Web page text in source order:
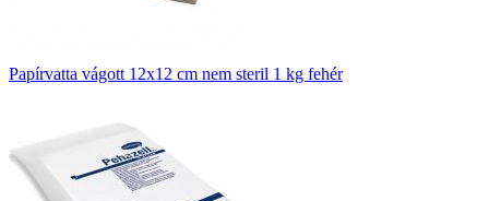
Papírvatta vágott 12x12 cm nem steril 1 kg fehér